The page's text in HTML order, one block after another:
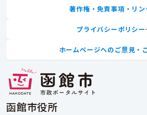
函館市役所
著作権・免責事項・リン
プライバシーポリシー
ホームページへのご意見・